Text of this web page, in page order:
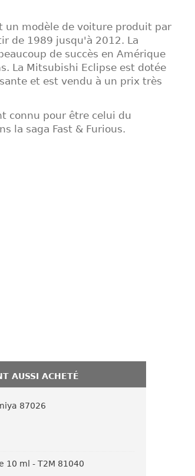
un modèle de voiture produit par
de 1989 jusqu'à 2012. La
de succès en Amérique
La Mitsubishi Eclipse est dotée
et est vendu à un prix très
connu pour être celui du
la saga Fast & Furious.
AUSSI ACHETÉ
87026
10 ml - T2M 81040